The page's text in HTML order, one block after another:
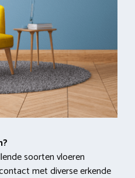
soorten vloeren
met diverse erkende